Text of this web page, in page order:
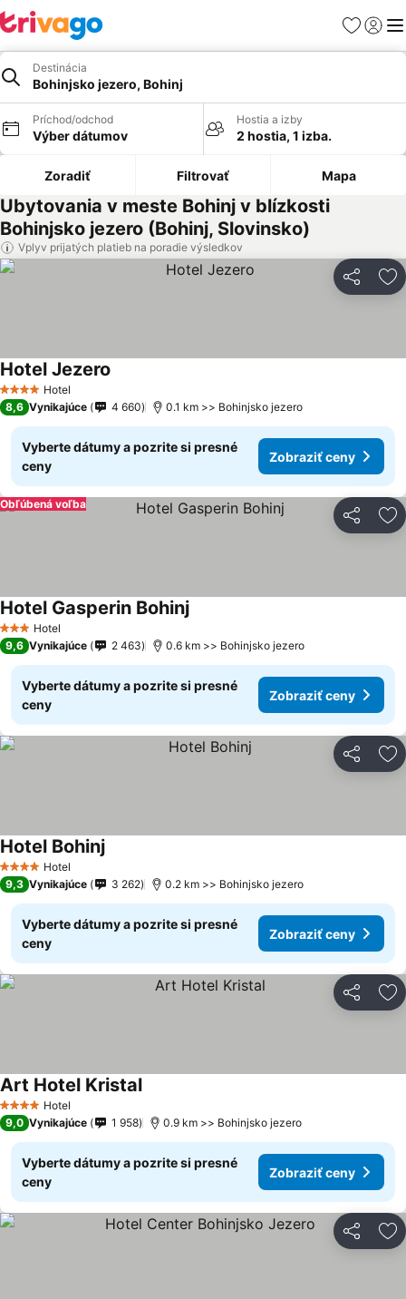
Obľúbené
Destinácia
Bohinjsko jezero, Bohinj
Príchod/odchod
Výber dátumov
Hostia a izby
2 hostia, 1 izba.
Zoradiť Filtrovať Mapa
Ubytovania v meste Bohinj v blízkosti
Bohinjsko jezero (Bohinj, Slovinsko)
Vplyv prijatých platieb na poradie výsledkov
Zdieľať
4 Počet hviezdičiek
Hotel
Hotel Jezero
8,6 Vynikajúce 4 660 0.1 km >> Bohinjsko jezero
Vyberte dátumy a pozrite si presné
ceny
Zobraziť ceny
Zdieľať
Obľúbená voľba
3 Počet hviezdičiek
Hotel
Hotel Gasperin BohinjZobraziť ceny
9,6 Vynikajúce 2 463 0.6 km >> Bohinjsko jezero
Vyberte dátumy a pozrite si presné
ceny
Zobraziť ceny
Zdieľať
4 Počet hviezdičiek
Hotel
Hotel BohinjZobraziť ceny
9,3 Vynikajúce 3 262 0.2 km >> Bohinjsko jezero
Vyberte dátumy a pozrite si presné
ceny
Zobraziť ceny
Zdieľať
4 Počet hviezdičiek
Hotel
Art Hotel KristalZobraziť ceny
9,0 Vynikajúce 1 958 0.9 km >> Bohinjsko jezero
Vyberte dátumy a pozrite si presné
ceny
Zobraziť ceny
Zdieľať